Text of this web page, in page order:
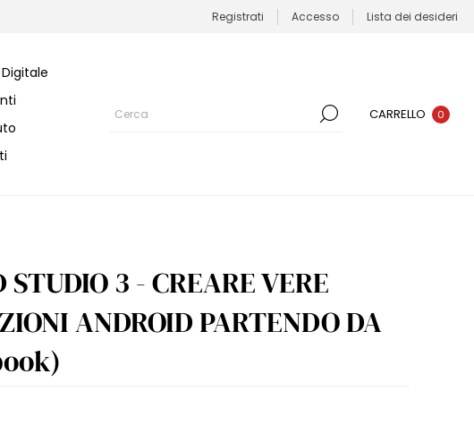
Registrati Accesso Lista dei desideri
CARRELLO 0
STUDIO 3 - CREARE VERE
ANDROID PARTENDO DA